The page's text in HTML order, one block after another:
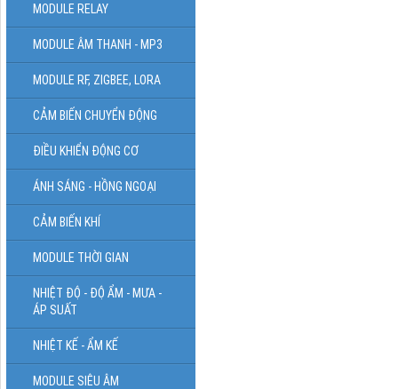
MODULE RELAY
MODULE ÂM THANH - MP3
MODULE RF, ZIGBEE, LORA
CẢM BIẾN CHUYỂN ĐỘNG
ĐIỀU KHIỂN ĐỘNG CƠ
ÁNH SÁNG - HỒNG NGOẠI
CẢM BIẾN KHÍ
MODULE THỜI GIAN
NHIỆT ĐỘ - ĐỘ ẨM - MƯA -
ÁP SUẤT
NHIỆT KẾ - ẨM KẾ
MODULE SIÊU ÂM